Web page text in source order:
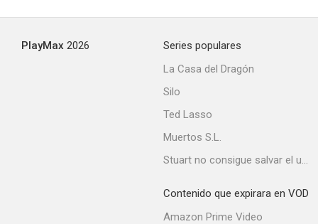
PlayMax 2026
Series populares
La Casa del Dragón
Silo
Ted Lasso
Muertos S.L.
Stuart no consigue salvar el universo
Contenido que expirara en VOD
Amazon Prime Video